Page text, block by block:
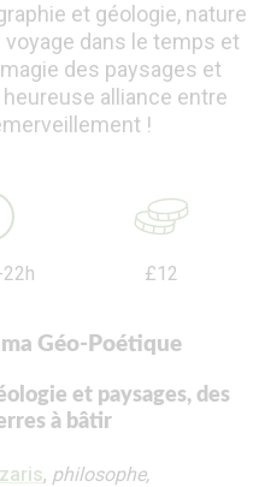
et géologie, nature
dans le temps et
des paysages et
alliance entre
!
£12
Géo-Poétique
et paysages, des
à bâtir
, philosophe,